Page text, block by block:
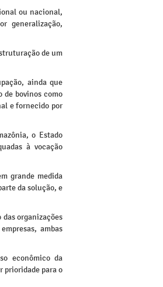
ou nacional,
generalização,
de um
ainda que
de bovinos como
e fornecido por
o Estado
à vocação
grande medida
da solução, e
organizações
ambas
econômico da
prioridade para o